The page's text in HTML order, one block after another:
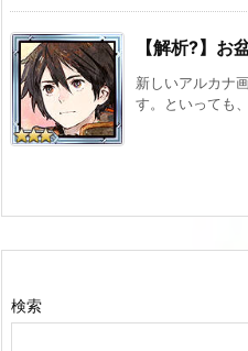
【解析?】お
新しいアルカナ
す。といっても
検索